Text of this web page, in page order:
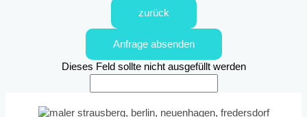
zurück
Anfrage absenden
Dieses Feld sollte nicht ausgefüllt werden